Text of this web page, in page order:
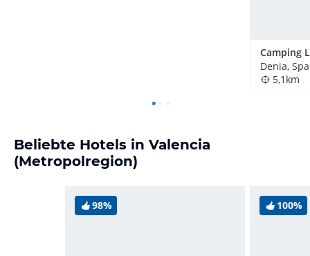
Camping
Denia,
5,1km
Beliebte Hotels in Valencia
(Metropolregion)
98% 100%